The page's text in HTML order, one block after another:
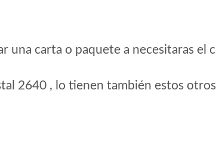
una carta o paquete a necesitaras el
2640 , lo tienen también estos